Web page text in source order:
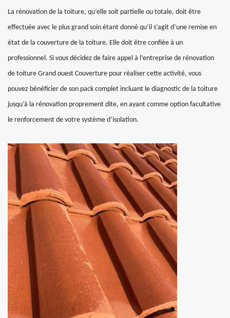
La rénovation de la toiture, qu’elle soit partielle ou totale, doit être
effectuée avec le plus grand soin étant donné qu’il s’agit d’une remise en
état de la couverture de la toiture. Elle doit être confiée à un
professionnel. Si vous décidez de faire appel à l’entreprise de rénovation
de toiture Grand ouest Couverture pour réaliser cette activité, vous
pouvez bénéficier de son pack complet incluant le diagnostic de la toiture
jusqu’à la rénovation proprement dite, en ayant comme option facultative
le renforcement de votre système d’isolation.